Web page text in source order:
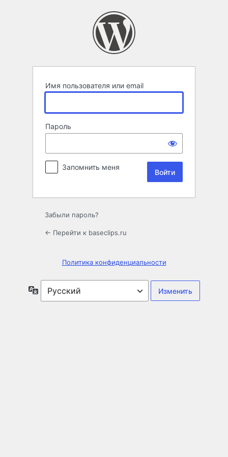
Имя пользователя или email
Пароль
Запомнить меня
Забыли пароль?
← Перейти к baseclips.ru
Политика конфиденциальности
Язык